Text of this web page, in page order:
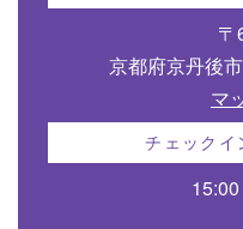
〒
京都府京丹後
マ
チェックイ